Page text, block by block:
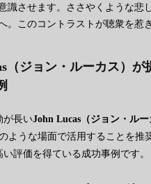
識させます。ささやくような悲
。このコントラストが聴衆を惹
（ジョン・ルーカス）が
が長いJohn Lucas（ジョン・ルー
ような場面で活用することを推
い評価を得ている成功事例です。